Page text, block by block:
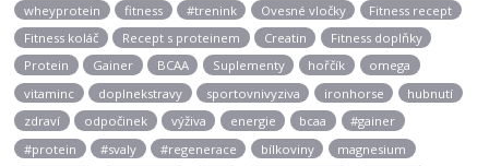
wheyprotein
fitness #trenink Ovesné vločky
Fitness recept
Fitness koláč
Recept s proteinem Creatin
Fitness doplňky
Protein
Gainer BCAA Suplementy hořčík
omega
vitaminc
doplnekstravy sportovnivyziva ironhorse
hubnutí
zdraví
odpočinek výživa energie bcaa
#gainer
#protein
#svaly #regenerace bílkoviny
magnesium